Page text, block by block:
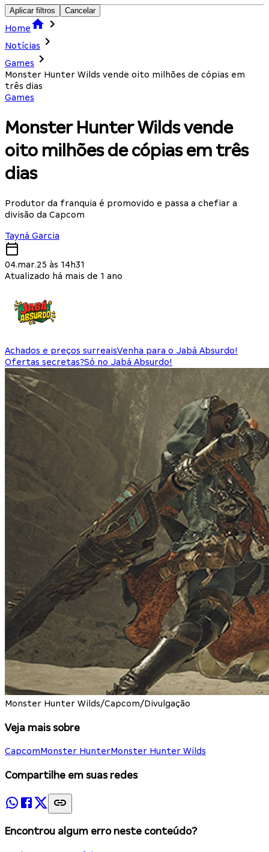
Aplicar filtros Cancelar
Home
Notícias
Games
Monster Hunter Wilds vende oito milhões de cópias em
três dias
Games
Monster Hunter Wilds vende
oito milhões de cópias em três
dias
Produtor da franquia é promovido e passa a chefiar a
divisão da Capcom
Tayná Garcia
04.mar.25 às 14h31
Atualizado há mais de 1 ano
Achados e preços surreaisVenha para o Jabá Absurdo!
Ofertas secretas?Só no Jabá Absurdo!
Monster Hunter Wilds/Capcom/Divulgação
Veja mais sobre
CapcomMonster HunterMonster Hunter Wilds
Compartilhe em suas redes
Encontrou algum erro neste conteúdo?